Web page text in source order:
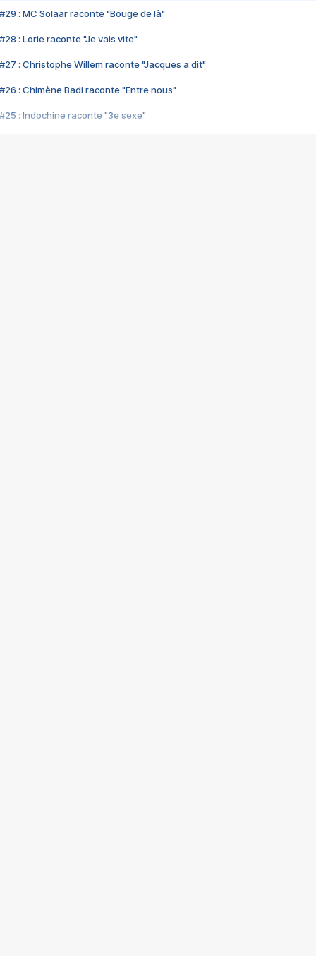
#29 : MC Solaar raconte "Bouge de là"
#28 : Lorie raconte "Je vais vite"
#27 : Christophe Willem raconte "Jacques a dit"
#26 : Chimène Badi raconte "Entre nous"
#25 : Indochine raconte "3e sexe"